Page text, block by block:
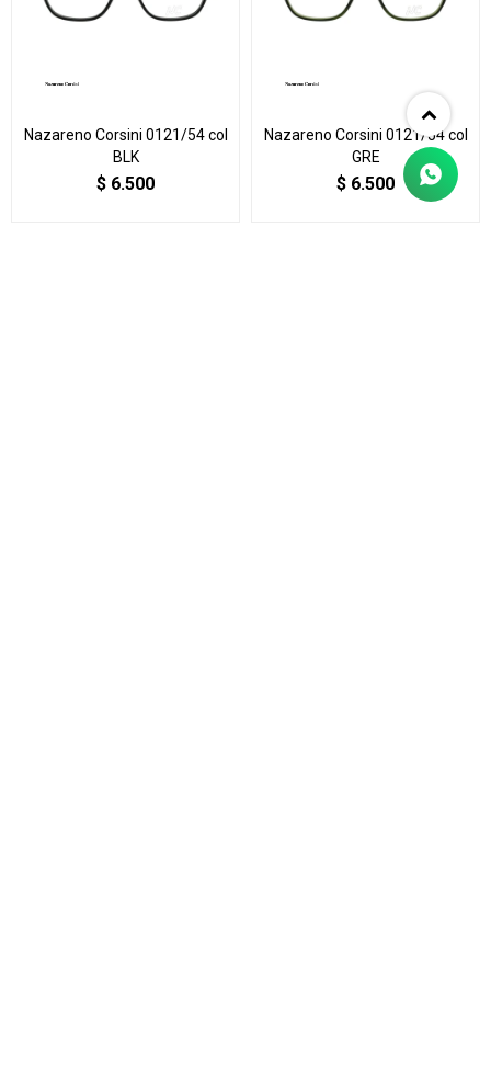
Nazareno Corsini 0121/54 col
BLK
$ 6.500
Nazareno Corsini 0121/54 col
GRE
$ 6.500